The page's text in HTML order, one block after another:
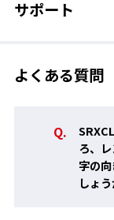
る。
サポート
よくある質問
ろ、
字の
しょ